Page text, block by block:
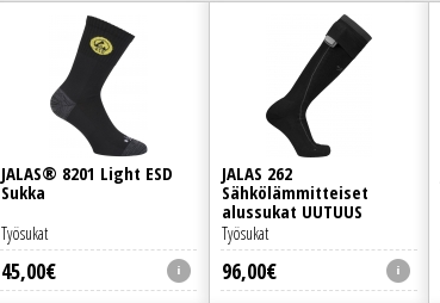
JALAS® 8201 Light ESD
Sukka
45,00€
Työsukat
JALAS 262
Sähkölämmitteiset
alussukat UUTUUS
96,00€
Työsukat